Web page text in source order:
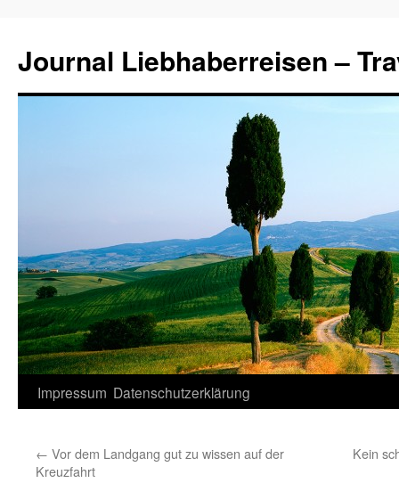
Journal Liebhaberreisen –
Zum
springen
Impressum Datenschutzerklärung
← Vor dem Landgang gut zu wissen auf der
Kreuzfahrt
Kein